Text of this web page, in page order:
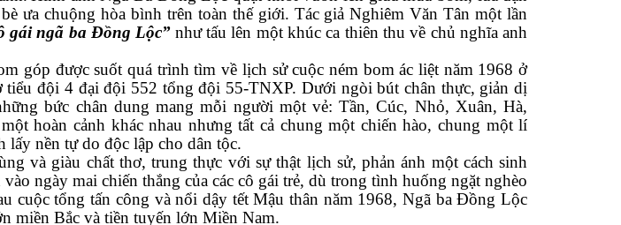
ưa chuộng hòa bình trên toàn thế giới. Tác giả Nghiêm Văn Tân một lần
gái ngã ba Đồng Lộc” như tấu lên một khúc ca thiên thu về chủ nghĩa anh
góp được suốt quá trình tìm về lịch sử cuộc ném bom ác liệt năm 1968 ở
đội 4 đại đội 552 tổng đội 55-TNXP. Dưới ngòi bút chân thực, giản dị
bức chân dung mang mỗi người một vẻ: Tần, Cúc, Nhỏ, Xuân, Hà,
hoàn cảnh khác nhau nhưng tất cả chung một chiến hào, chung một lí
nền tự do độc lập cho dân tộc.
và giàu chất thơ, trung thực với sự thật lịch sử, phản ánh một cách sinh
ngày mai chiến thắng của các cô gái trẻ, dù trong tình huống ngặt nghèo
cuộc tổng tấn công và nổi dậy tết Mậu thân năm 1968, Ngã ba Đồng Lộc
miền Bắc và tiền tuyến lớn Miền Nam.